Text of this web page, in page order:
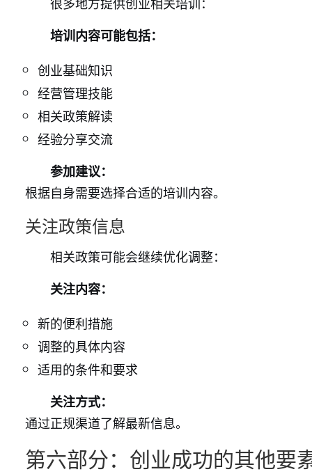
培训内容可能包括：
创业基础知识
经营管理技能
相关政策解读
经验分享交流
参加建议：
根据自身需要选择合适的培训内容。
关注政策信息
相关政策可能会继续优化调整：
关注内容：
新的便利措施
调整的具体内容
适用的条件和要求
关注方式：
通过正规渠道了解最新信息。
第六部分：创业成功的其他要